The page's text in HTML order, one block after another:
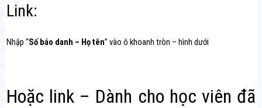
Link:
Nhập “Số báo danh – Họ tên” vào ô khoanh tròn – hình dưới
Hoặc link – Dành cho học viên đã